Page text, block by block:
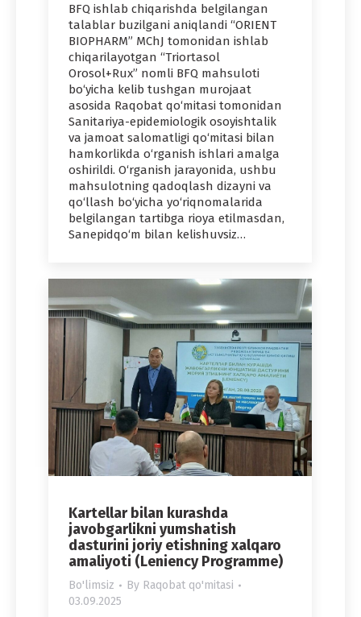
BFQ ishlab chiqarishda belgilangan
talablar buzilgani aniqlandi “ORIENT
BIOPHARM” MChJ tomonidan ishlab
chiqarilayotgan “Triortasol
Orosol+Rux” nomli BFQ mahsuloti
bo‘yicha kelib tushgan murojaat
asosida Raqobat qo‘mitasi tomonidan
Sanitariya-epidemiologik osoyishtalik
va jamoat salomatligi qo‘mitasi bilan
hamkorlikda o‘rganish ishlari amalga
oshirildi. O‘rganish jarayonida, ushbu
mahsulotning qadoqlash dizayni va
qo‘llash bo‘yicha yo‘riqnomalarida
belgilangan tartibga rioya etilmasdan,
Sanepidqo‘m bilan kelishuvsiz…
Kartellar bilan kurashda
javobgarlikni yumshatish
dasturini joriy etishning xalqaro
amaliyoti (Leniency Programme)
Bo'limsiz By Raqobat qo'mitasi
03.09.2025